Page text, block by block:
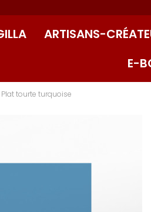
ARTISANS-
E-
Plat tourte turquoise